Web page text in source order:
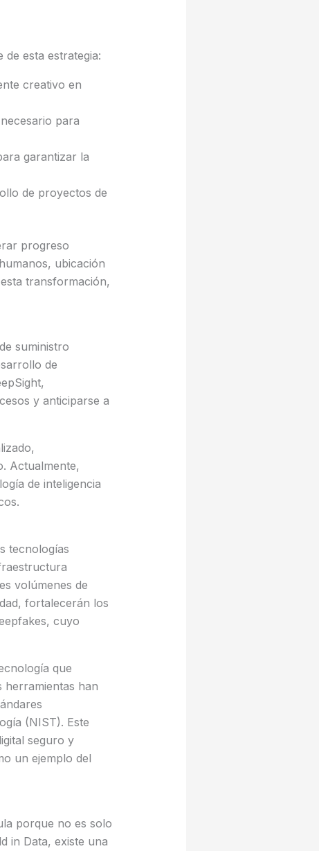
esta estrategia:
creativo en
para
garantizar la
de proyectos de
progreso
ubicación
transformación,
suministro
de
y anticiparse a
Actualmente,
de inteligencia
tecnologías
volúmenes de
fortalecerán los
cuyo
que
herramientas han
(NIST). Este
seguro y
un ejemplo del
porque no es solo
in Data, existe una